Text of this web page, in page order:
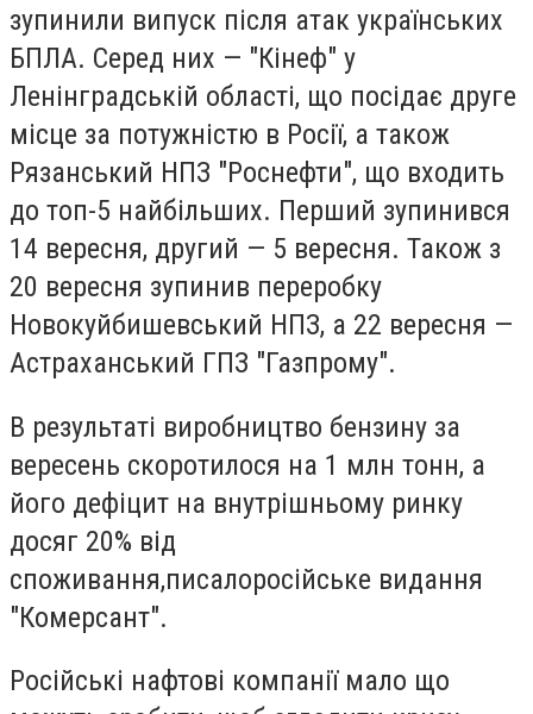
зупинили випуск після атак українських
БПЛА. Серед них — "Кінеф" у
Ленінградській області, що посідає друге
місце за потужністю в Росії, а також
Рязанський НПЗ "Роснефти", що входить
до топ-5 найбільших. Перший зупинився
14 вересня, другий — 5 вересня. Також з
20 вересня зупинив переробку
Новокуйбишевський НПЗ, а 22 вересня —
Астраханський ГПЗ "Газпрому".
В результаті виробництво бензину за
вересень скоротилося на 1 млн тонн, а
його дефіцит на внутрішньому ринку
досяг 20% від
споживання,писалоросійське видання
"Комерсант".
Російські нафтові компанії мало що